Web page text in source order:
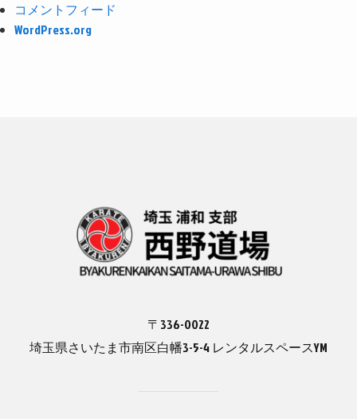
コメントフィード
WordPress.org
〒336-0022
埼玉県さいたま市南区白幡3-5-4 レンタルスペースYM